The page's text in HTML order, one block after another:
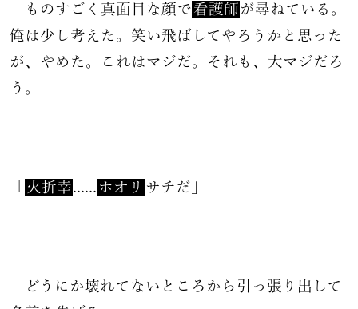
ものすごく真面目な顔で 看護師 が尋ねている。
俺は少し考えた。笑い飛ばしてやろうかと思った
が、やめた。これはマジだ。それも、大マジだろ
う。
火折幸 ...... ホオリ サチだ」
どうにか壊れてないところから引っ張り出して